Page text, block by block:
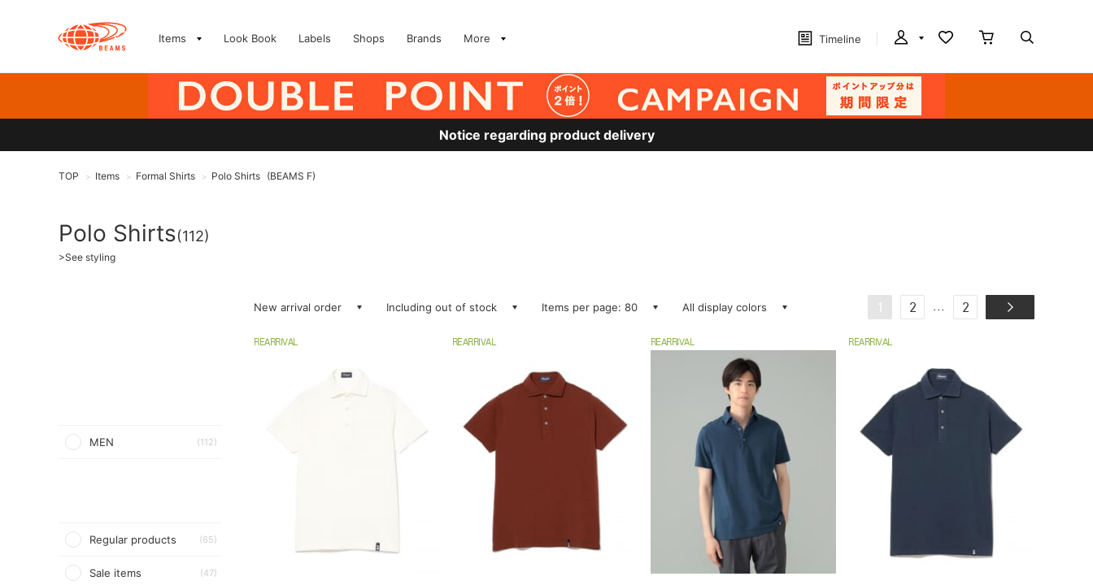
Items Look Book Labels Shops Brands More Timeline
Notice regarding product delivery
TOP > Items > Formal Shirts > Polo Shirts (BEAMS F)
Polo Shirts(112)
>See styling
MEN (112)
Regular products (65)
Sale items (47)
New arrival order Including out of stock Items per page: 80 All display colors 1 2 ... 2
REARRIVAL REARRIVAL REARRIVAL REARRIVAL